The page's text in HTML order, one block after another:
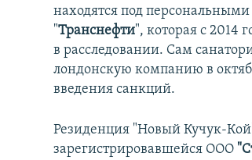
находятся под
"Транснефти", которая с 2014
в расследовании. Сам
лондонскую компанию в
введения санкций.
Резиденция "Новый Кучук-
зарегистрировавшейся ООО